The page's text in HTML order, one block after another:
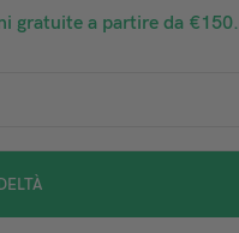
gratuite a partire da €150.